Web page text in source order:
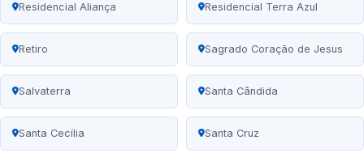
Residencial Aliança Residencial Terra Azul
Retiro Sagrado Coração de Jesus
Salvaterra Santa Cândida
Santa Cecília Santa Cruz